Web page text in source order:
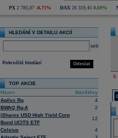
PX 2 785,07 -0,71% DAX 26 319,45 0,69%
HLEDÁNÍ V DETAILU AKCIÍ
select
Odeslat
Pokročilé hledání
TOP AKCIE
Název
Návštěvy
Agilyx Rg
4
BWAQ Rg-A
2
iShares USD High Yield Corp
Bond UCITS ETF
12
Celsius
4
R